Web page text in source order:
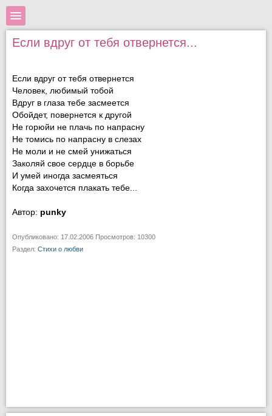
Если вдруг от тебя отвернется...
Если вдруг от тебя отвернется
Человек, любимый тобой
Вдруг в глаза тебе засмеется
Обойдет, повернется к другой
Не горюйи не плачь по напрасну
Не томись по напрасну в слезах
Не моли и не смей унижаться
Заколяй свое сердце в борьбе
И умей иногда засмеяться
Когда захочется плакать тебе...
Автор: punky
Опубликовано: 17.02.2006 Просмотров: 10300
Раздел: Стихи о любви